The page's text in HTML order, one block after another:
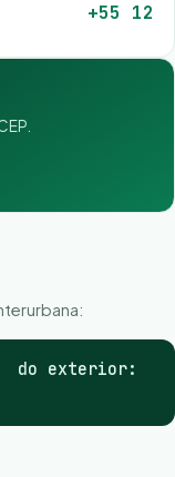
+55 12
do exterior: